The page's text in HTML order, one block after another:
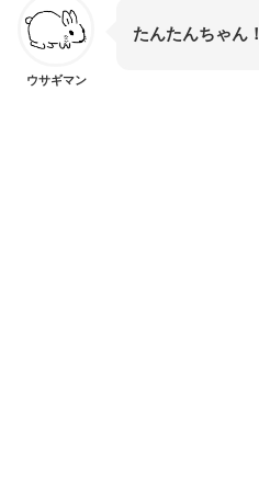
ウサギマン
たんたんちゃん！